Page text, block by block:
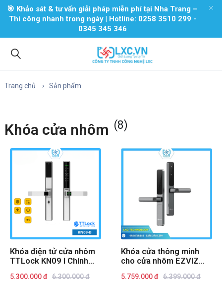
🎯 Khảo sát & tư vấn giải pháp miễn phí tại Nha Trang –
Thi công nhanh trong ngày | Hotline: 0258 3510 299 -
0345 345 346
Trang chủ Sản phẩm
Khóa cửa nhôm (8)
Khóa điện tử cửa nhôm
TTLock KN09 I Chính
5.300.000 đ 6.300.000 đ
Khóa cửa thông minh
cho cửa nhôm EZVIZ
5.759.000 đ 6.399.000 đ